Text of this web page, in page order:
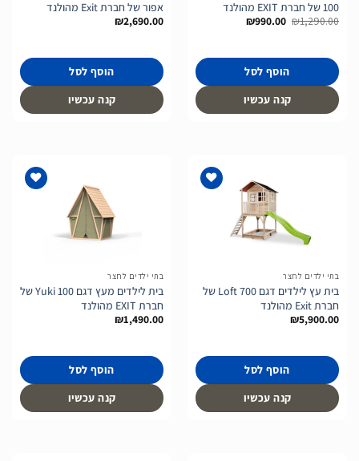
100 של חברת EXIT מהולנד
₪1,290.00 המחיר ₪990.00 המחיר
הוסף לסל
קנה עכשיו
אפור של חברת Exit מהולנד
₪2,690.00
הוסף לסל
קנה עכשיו
בתי ילדים לחצר
בית עץ לילדים דגם Loft 700 של
חברת Exit מהולנד
₪5,900.00
הוסף לסל
קנה עכשיו
בתי ילדים לחצר
בית לילדים מעץ דגם Yuki 100 של
חברת EXIT מהולנד
₪1,490.00
הוסף לסל
קנה עכשיו